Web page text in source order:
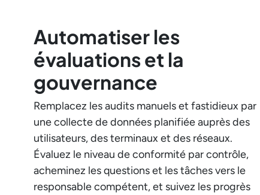
Automatiser les
évaluations et la
gouvernance
Remplacez les audits manuels et fastidieux par
une collecte de données planifiée auprès des
utilisateurs, des terminaux et des réseaux.
Évaluez le niveau de conformité par contrôle,
acheminez les questions et les tâches vers le
responsable compétent, et suivez les progrès